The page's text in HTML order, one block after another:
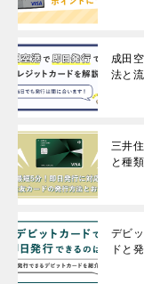
成田
法と
三井
と種
デビ
ドと